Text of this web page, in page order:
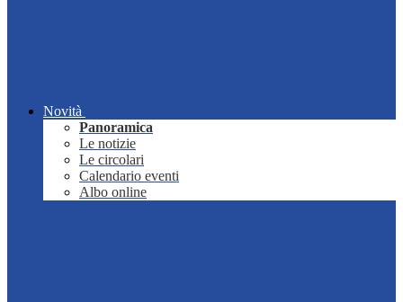
Novità
Panoramica
Le notizie
Le circolari
Calendario eventi
Albo online